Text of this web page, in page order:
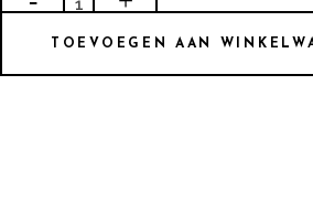
quantity
TOEVOEGEN AAN